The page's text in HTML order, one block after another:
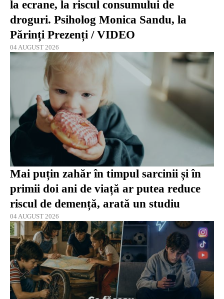
la ecrane, la riscul consumului de
droguri. Psiholog Monica Sandu, la
Părinți Prezenți / VIDEO
04 AUGUST 2026
Mai puțin zahăr în timpul sarcinii și în
primii doi ani de viață ar putea reduce
riscul de demență, arată un studiu
04 AUGUST 2026